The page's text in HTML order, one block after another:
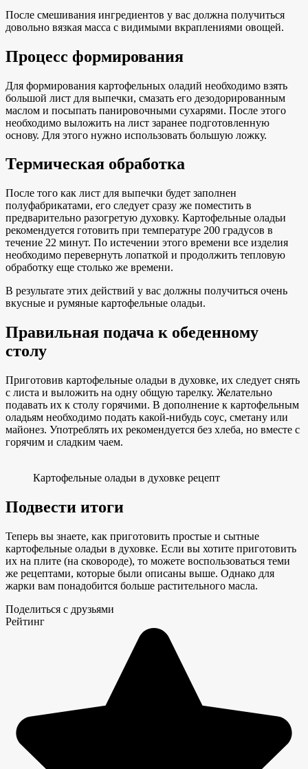
После смешивания ингредиентов у вас должна получиться
довольно вязкая масса с видимыми вкраплениями овощей.
Процесс формирования
Для формирования картофельных оладий необходимо взять
большой лист для выпечки, смазать его дезодорированным
маслом и посыпать панировочными сухарями. После этого
необходимо выложить на лист заранее подготовленную
основу. Для этого нужно использовать большую ложку.
Термическая обработка
После того как лист для выпечки будет заполнен
полуфабрикатами, его следует сразу же поместить в
предварительно разогретую духовку. Картофельные оладьи
рекомендуется готовить при температуре 200 градусов в
течение 22 минут. По истечении этого времени все изделия
необходимо перевернуть лопаткой и продолжить тепловую
обработку еще столько же времени.
В результате этих действий у вас должны получиться очень
вкусные и румяные картофельные оладьи.
Правильная подача к обеденному
столу
Приготовив картофельные оладьи в духовке, их следует снять
с листа и выложить на одну общую тарелку. Желательно
подавать их к столу горячими. В дополнение к картофельным
оладьям необходимо подать какой-нибудь соус, сметану или
майонез. Употреблять их рекомендуется без хлеба, но вместе с
горячим и сладким чаем.
Картофельные оладьи в духовке рецепт
Подвести итоги
Теперь вы знаете, как приготовить простые и сытные
картофельные оладьи в духовке. Если вы хотите приготовить
их на плите (на сковороде), то можете воспользоваться теми
же рецептами, которые были описаны выше. Однако для
жарки вам понадобится больше растительного масла.
Поделиться с друзьями
Рейтинг